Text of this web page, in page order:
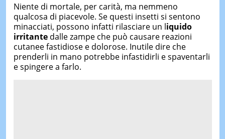
Niente di mortale, per carità, ma nemmeno
qualcosa di piacevole. Se questi insetti si sentono
minacciati, possono infatti rilasciare un liquido
irritantedalle zampe che può causare reazioni
cutanee fastidiose e dolorose. Inutile dire che
prenderli in mano potrebbe infastidirli e spaventarli
e spingere a farlo.